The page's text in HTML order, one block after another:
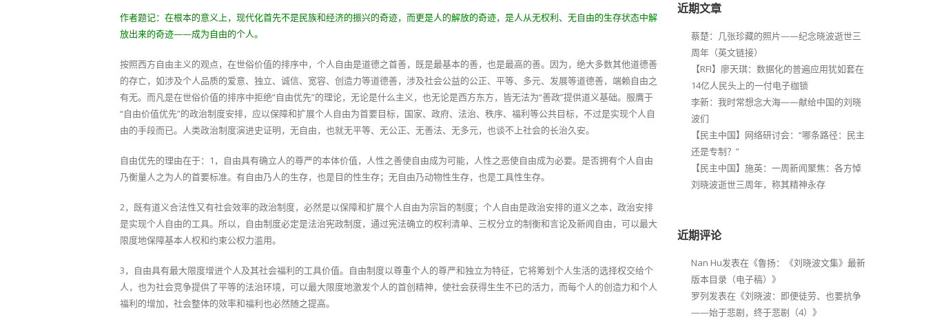
作者题记：在根本的意义上，现代化首先不是民族和经济的振兴的奇迹，而更是人的解放的奇迹，是人从无权利、无自由的生存状态中解
放出来的奇迹——成为自由的个人。
按照西方自由主义的观点，在世俗价值的排序中，个人自由是道德之首善，既是最基本的善，也是最高的善。因为，绝大多数其他道德善
的存亡，如涉及个人品质的爱意、独立、诚信、宽容、创造力等道德善，涉及社会公益的公正、平等、多元、发展等道德善，端赖自由之
有无。而凡是在世俗价值的排序中拒绝“自由优先”的理论，无论是什么主义，也无论是西方东方，皆无法为“善政”提供道义基础。服膺于
“自由价值优先”的政治制度安排，应以保障和扩展个人自由为首要目标，国家、政府、法治、秩序、福利等公共目标，不过是实现个人自
由的手段而已。人类政治制度演进史证明，无自由，也就无平等、无公正、无善法、无多元，也谈不上社会的长治久安。
自由优先的理由在于：1，自由具有确立人的尊严的本体价值，人性之善使自由成为可能，人性之恶使自由成为必要。是否拥有个人自由
乃衡量人之为人的首要标准。有自由乃人的生存，也是目的性生存；无自由乃动物性生存，也是工具性生存。
2，既有道义合法性又有社会效率的政治制度，必然是以保障和扩展个人自由为宗旨的制度；个人自由是政治安排的道义之本，政治安排
是实现个人自由的工具。所以，自由制度必定是法治宪政制度，通过宪法确立的权利清单、三权分立的制衡和言论及新闻自由，可以最大
限度地保障基本人权和约束公权力滥用。
3，自由具有最大限度增进个人及其社会福利的工具价值。自由制度以尊重个人的尊严和独立为特征，它将筹划个人生活的选择权交给个
人，也为社会竞争提供了平等的法治环境，可以最大限度地激发个人的首创精神，使社会获得生生不已的活力，而每个人的创造力和个人
福利的增加，社会整体的效率和福利也必然随之提高。
近期文章
蔡楚：几张珍藏的照片——纪念晓波逝世三
周年（英文链接）
【RFI】廖天琪：数据化的普遍应用犹如套在
14亿人民头上的一付电子枷锁
李新：我时常想念大海——献给中国的刘晓
波们
【民主中国】网络研讨会：“哪条路径：民主
还是专制？”
【民主中国】施英：一周新闻聚焦：各方悼
刘晓波逝世三周年，称其精神永存
近期评论
Nan Hu发表在《鲁扬：《刘晓波文集》最新
版本目录（电子稿） 》
罗列发表在《刘晓波：即便徒劳、也要抗争
——始于悲剧，终于悲剧（4） 》